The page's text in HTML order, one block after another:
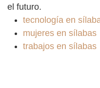
el futuro.
tecnología en
mujeres en sílabas
trabajos en sílabas